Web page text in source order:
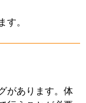
。
があります。体